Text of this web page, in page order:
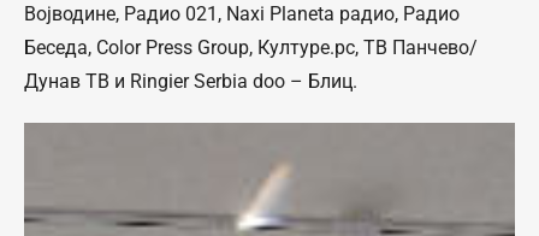
Војводине, Радио 021, Naxi Planeta радио, Радио
Беседа, Color Press Group, Културе.рс, ТВ Панчево/
Дунав ТВ и Ringier Serbia doo – Блиц.